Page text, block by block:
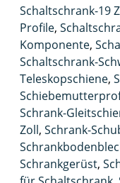
Schaltschrank-19
Profile,
Komponente,
Schaltschrank-
Teleskopschiene,
Schrank-
Zoll, Schrank-
Schrankgerüst,